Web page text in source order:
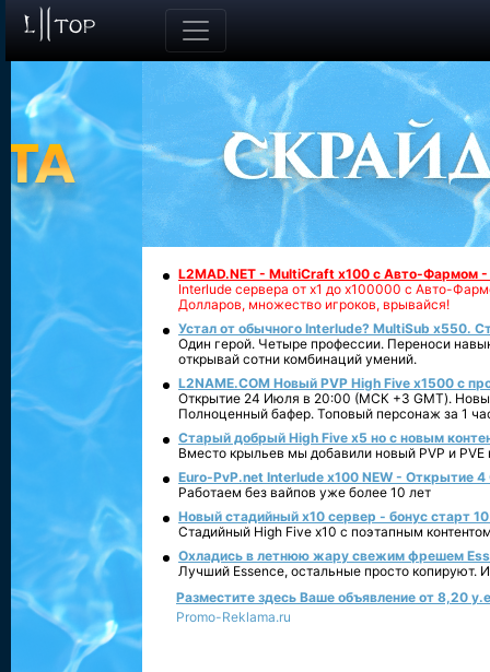
L2MAD.NET - MultiCraft x100 с Авто-Фармом
Interlude сервера от х1 до х100000 с Авто-
Долларов, множество игроков, врывайся!
Устал от обычного Interlude? MultiSub x550.
Один герой. Четыре профессии. Переноси
открывай сотни комбинаций умений.
L2NAME.COM Новый PVP High Five x1500 с
Открытие 24 Июля в 20:00 (МСК +3 GMT).
Полноценный бафер. Топовый персонаж за 1
Старый добрый High Five x5 но с новым
Вместо крыльев мы добавили новый PVP и PVE
Euro-PvP.net Interlude х100 NEW - Открытие 4
Работаем без вайпов уже более 10 лет
Новый стадийный х10 сервер - бонус старт
Стадийный High Five x10 с поэтапным
Охладись в летнюю жару свежим фрешем
Лучший Essence, остальные просто копируют.
Разместите здесь Ваше объявление от 8,20
Promo-Reklama.ru